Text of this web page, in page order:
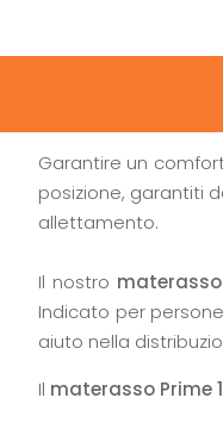
Garantire un
posizione, garantiti
allettamento.
Il nostro
Indicato per
aiuto nella
Il materasso Prime